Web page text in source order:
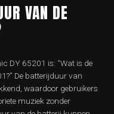
VAN DE
DY 65201 is: “Wat is de
De batterijduur van
waardoor gebruikers
muziek zonder